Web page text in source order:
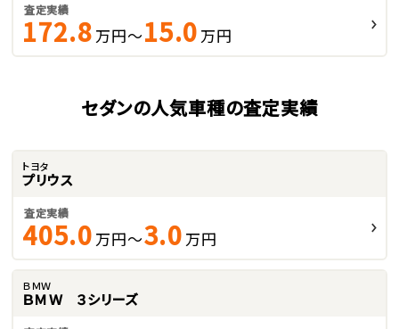
査定実績
172.8 万円～15.0 万円
セダンの人気車種の査定実績
トヨタ
プリウス
査定実績
405.0 万円～3.0 万円
ＢＭＷ
ＢＭＷ ３シリーズ